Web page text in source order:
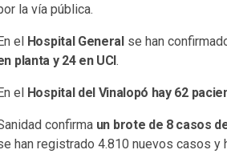
la vía pública.
el Hospital Generalse han
planta y 24 en UCI.
el Hospital del Vinalopó hay 62
confirma un brote de 8 casos
han registrado 4.810 nuevos casos